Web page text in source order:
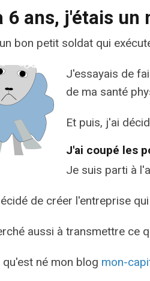
6 ans, j'étais un
bon petit soldat qui
J'essayais de
de ma santé
Et puis, j'ai
J'ai coupé les
Je suis parti à
de créer l'entreprise
aussi à transmettre ce
qu'est né mon blog mon-